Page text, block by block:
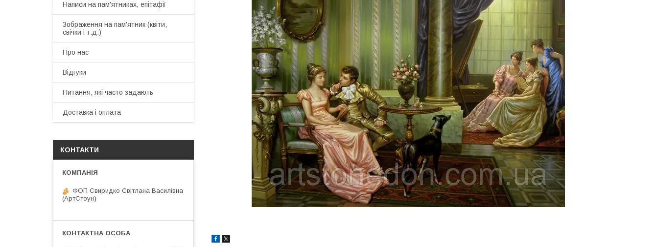
Написи на пам'ятниках, епітафії
Зображення на пам'ятник (квіти,
свічки і т.д.)
Про нас
Відгуки
Питання, які часто задають
Доставка і оплата
КОНТАКТИ
ФОП Свиридко Світлана Василівна
(АртСтоун)